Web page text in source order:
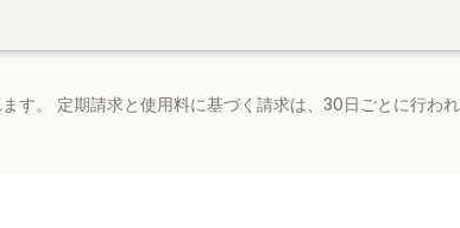
す。 定期請求と使用料に基づく請求は、30日ごとに行われ